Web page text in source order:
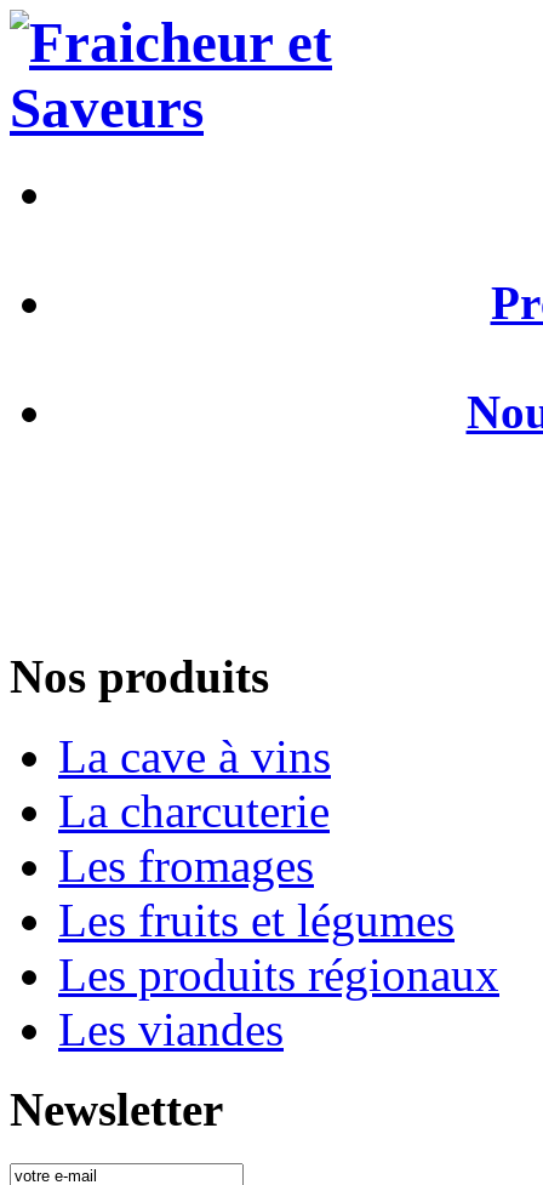
Nos produits
La cave à vins
La charcuterie
Les fromages
Les fruits et légumes
Les produits régionaux
Les viandes
Newsletter